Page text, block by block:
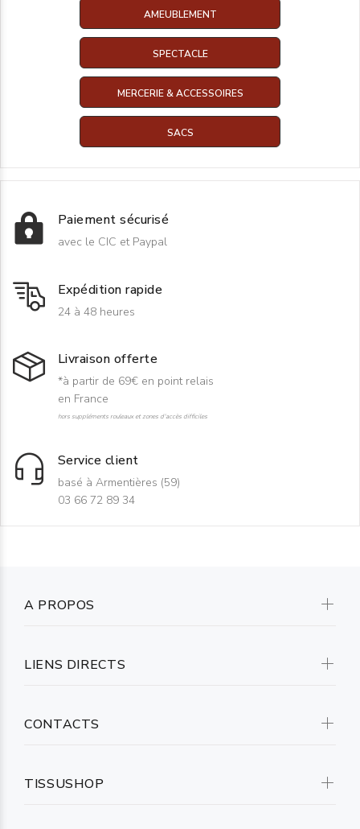
AMEUBLEMENT
SPECTACLE
MERCERIE & ACCESSOIRES
SACS
Paiement sécurisé
avec le CIC et Paypal
Expédition rapide
24 à 48 heures
Livraison offerte
*à partir de 69€ en point relais
en France
hors suppléments rouleaux et zones d'accès difficiles
Service client
basé à Armentières (59)
03 66 72 89 34
A PROPOS
LIENS DIRECTS
CONTACTS
TISSUSHOP